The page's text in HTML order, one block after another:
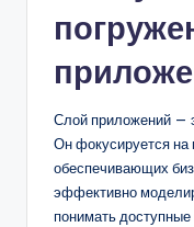
Слой приложений —
Он фокусируется на
обеспечивающих
эффективно
понимать доступные